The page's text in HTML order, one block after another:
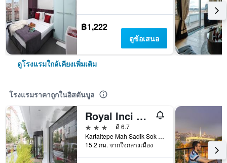
฿1,222
ดูข้อเสนอ
ดูโรงแรมใกล้เคียงเพิ่มเติม
โรงแรมราคาถูกในอิสตันบูล
Royal Inci Airport Hotel
3 ดาว
ดี 6.7
Kartaltepe Mah Sadik Sok No: 8, อิสตันบูล, ตุรเคีย
15.2 กม. จากใจกลางเมือง